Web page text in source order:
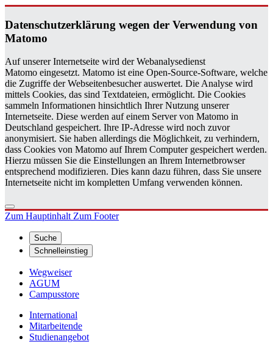
Da­ten­schutz­er­klä­rung wegen der Ver­wen­dung von
Ma­to­mo
Auf unserer Internetseite wird der Webanalysedienst
Matomo eingesetzt. Matomo ist eine Open-Source-Software, welche
die Zugriffe der Webseitenbesucher auswertet. Die Analyse wird
mittels Cookies, das sind Textdateien, ermöglicht. Die Cookies
sammeln Informationen hinsichtlich Ihrer Nutzung unserer
Internetseite. Diese werden auf einem Server von Matomo in
Deutschland gespeichert. Ihre IP-Adresse wird noch zuvor
anonymisiert. Sie haben allerdings die Möglichkeit, zu verhindern,
dass Cookies von Matomo auf Ihrem Computer gespeichert werden.
Hierzu müssen Sie die Einstellungen an Ihrem Internetbrowser
entsprechend modifizieren. Dies kann dazu führen, dass Sie unsere
Internetseite nicht im kompletten Umfang verwenden können.
Zum HauptinhaltZum Footer
Suche
Schnelleinstieg
Wegweiser
AGUM
Campusstore
International
Mitarbeitende
Studienangebot